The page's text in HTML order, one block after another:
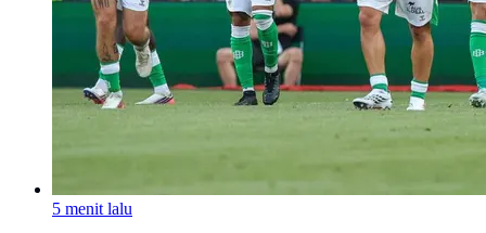
5 menit lalu